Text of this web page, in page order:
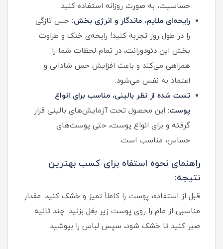
حساسیت، به صورت روزانه استفاده کنید.
رایحه‌ای ملایم، ماندگار و انرژی بخش: حس تازگی
را در طول روز تجربه کنید! رایحه‌ی خنک و طراوت
بخش این دئودورانت، در تمام لحظات شما را
همراهی می‌کند و باعث افزایش حس شادابی و
اعتماد به نفس می‌شود.
تست شده از نظر بالینی، مناسب برای انواع
پوست: این محصول تحت آزمایش‌های بالینی قرار
گرفته و برای انواع پوست، حتی پوست‌های
حساس، مناسب است.
راهنمای نحوه استفاه برای کسب بهترین
نتیجه:
قبل از استفاده، پوست را کاملاً تمیز و خشک کنید. مقدار
مناسبی از مام را روی پوست زیر بغل بزنید. چند ثانیه
صبر کنید تا خشک شود، سپس لباس را بپوشید.